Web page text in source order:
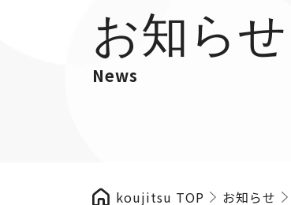
お知らせ
News
koujitsu TOP
お知らせ